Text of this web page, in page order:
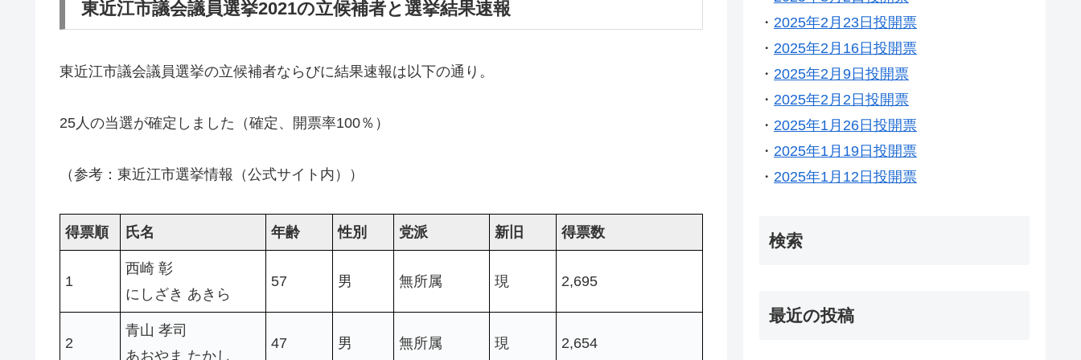
東近江市議会議員選挙2021の立候補者と選挙結果速報
東近江市議会議員選挙の立候補者ならびに結果速報は以下の通り。
25人の当選が確定しました（確定、開票率100％）
（参考：東近江市選挙情報（公式サイト内））
得票順 氏名 年齢 性別 党派 新旧 得票数
1
西崎 彰
にしざき あきら
57 男 無所属 現 2,695
2
青山 孝司
あおやま たかし
47 男 無所属 現 2,654
・ 2025年2月23日投開票
・ 2025年2月16日投開票
・ 2025年2月9日投開票
・ 2025年2月2日投開票
・ 2025年1月26日投開票
・ 2025年1月19日投開票
・ 2025年1月12日投開票
検索
最近の投稿